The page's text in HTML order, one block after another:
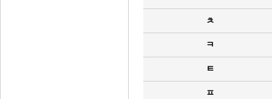
ㅊ
ㅋ
ㅌ
ㅍ